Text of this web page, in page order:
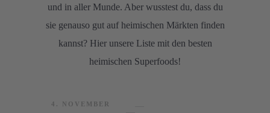
und in aller Munde. Aber wusstest du, dass du
sie genauso gut auf heimischen Märkten finden
kannst? Hier unsere Liste mit den besten
heimischen Superfoods!
4. NOVEMBER